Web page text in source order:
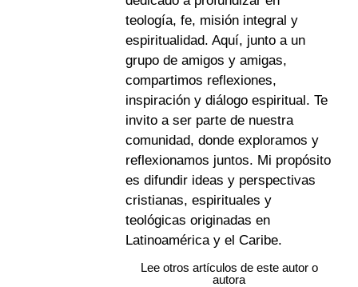
teología, fe, misión integral y
espiritualidad. Aquí, junto a un
grupo de amigos y amigas,
compartimos reflexiones,
inspiración y diálogo espiritual. Te
invito a ser parte de nuestra
comunidad, donde exploramos y
reflexionamos juntos. Mi propósito
es difundir ideas y perspectivas
cristianas, espirituales y
teológicas originadas en
Latinoamérica y el Caribe.
Lee otros artículos de este autor o
autora